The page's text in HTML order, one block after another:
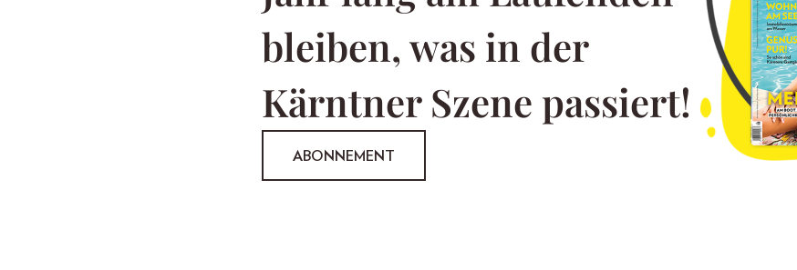
bleiben, was in der
Kärntner Szene passiert!
ABONNEMENT